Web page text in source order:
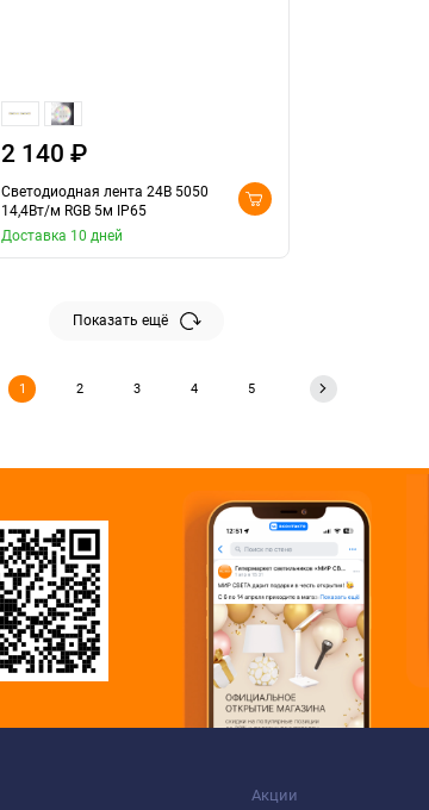
2 140 ₽
Светодиодная лента 24В 5050
14,4Вт/м RGB 5м IP65
Доставка 10 дней
Показать ещё
1 2 3 4 5
Акции